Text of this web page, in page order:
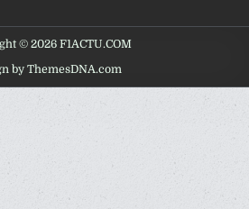
© 2026 F1ACTU.COM
by ThemesDNA.com